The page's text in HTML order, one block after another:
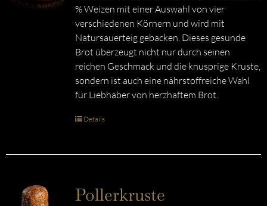
% Weizen mit einer Auswahl von vier
verschiedenen Körnern und wird mit
Natursauerteig gebacken. Dieses gesunde
Brot überzeugt nicht nur durch seinen
reichen Geschmack und die knusprige Kruste,
sondern ist auch eine nährstoffreiche Wahl
für Liebhaber von herzhaftem Brot.
Details
Pollerkruste